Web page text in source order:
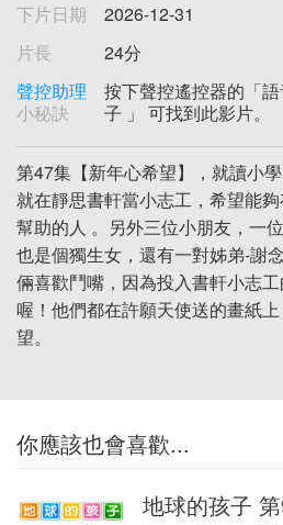
下片日期
2026-12-31
片長
24分
聲控助理
小秘訣
按下聲控遙控器的「
子 」 可找到此影片。
第47集【新年心希望】，就讀小
就在靜思書軒當小志工，希望能
幫助的人 。另外三位小朋友，一
也是個獨生女，還有一對姊弟-謝
倆喜歡鬥嘴，因為投入書軒小志
喔！他們都在許願天使送的畫紙
望。
你應該也會喜歡...
地球的孩子